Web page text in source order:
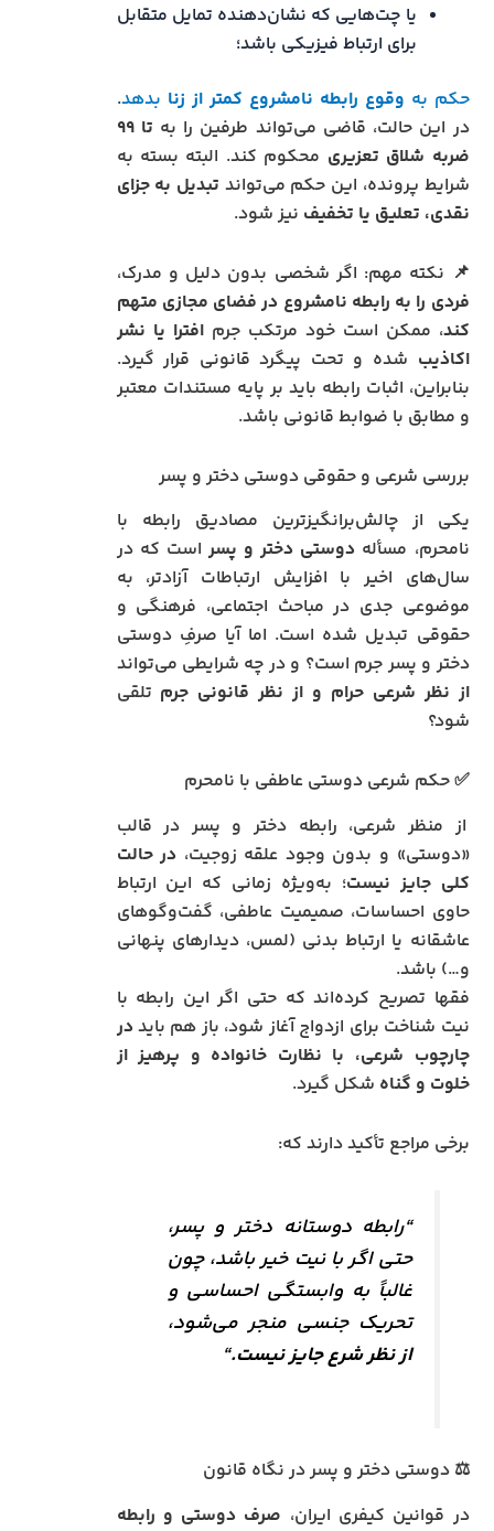
یا چت‌هایی که نشان‌دهنده تمایل متقابل
برای ارتباط فیزیکی باشد؛
حکم به وقوع رابطه نامشروع کمتر از زنا بدهد.
در این حالت، قاضی می‌تواند طرفین را به
تا ۹۹
ضربه شلاق تعزیری محکوم کند. البته بسته به
شرایط پرونده، این حکم می‌تواند تبدیل به جزای
نقدی، تعلیق یا تخفیف نیز شود.
📌 نکته مهم: اگر شخصی بدون دلیل و مدرک،
فردی را به رابطه نامشروع در فضای مجازی متهم
کند، ممکن است خود مرتکب جرمافترا یا نشر
اکاذیب شده و تحت پیگرد قانونی قرار گیرد.
بنابراین، اثبات رابطه باید بر پایه مستندات معتبر
و مطابق با ضوابط قانونی باشد.
بررسی شرعی و حقوقی دوستی دختر و پسر
یکی از چالش‌برانگیزترین مصادیق رابطه با
نامحرم، مسأله دوستی دختر و پسر است که در
سال‌های اخیر با افزایش ارتباطات آزادتر، به
موضوعی جدی در مباحث اجتماعی، فرهنگی و
حقوقی تبدیل شده است. اما آیا صرفِ دوستی
دختر و پسر جرم است؟ و در چه شرایطی می‌تواند
از نظر شرعی حرام و از نظر قانونی جرم تلقی
شود؟
✅ حکم شرعی دوستی عاطفی با نامحرم
از منظر شرعی، رابطه دختر و پسر در قالب
«دوستی» و بدون وجود علقه زوجیت، در حالت
کلی جایز نیست؛ به‌ویژه زمانی که این ارتباط
حاوی احساسات، صمیمیت عاطفی، گفت‌وگوهای
عاشقانه یا ارتباط بدنی (لمس، دیدارهای پنهانی
و…) باشد.
فقها تصریح کرده‌اند که حتی اگر این رابطه با
نیت شناخت برای ازدواج آغاز شود، باز هم بایددر
چارچوب شرعی، با نظارت خانواده و پرهیز از
خلوت و گناه شکل گیرد.
برخی مراجع تأکید دارند که:
“رابطه دوستانه دختر و پسر،
حتی اگر با نیت خیر باشد، چون
غالباً به وابستگی احساسی و
تحریک جنسی منجر می‌شود،
از نظر شرع جایز نیست.“
⚖️ دوستی دختر و پسر در نگاه قانون
در قوانین کیفری ایران، صرف دوستی و رابطه